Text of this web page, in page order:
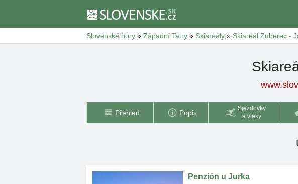
Slovenské hory » Západní Tatry » Skiareály » Skiareál Zuberec -
Přehled Popis
Sjezdovky
a vleky
Penzión u Jurka